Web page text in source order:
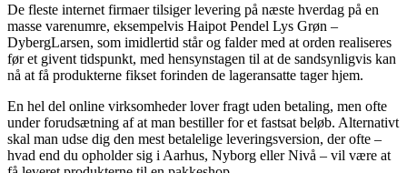
De fleste internet firmaer tilsiger levering på næste hverdag på en
masse varenumre, eksempelvis Haipot Pendel Lys Grøn –
DybergLarsen, som imidlertid står og falder med at orden realiseres
før et givent tidspunkt, med hensynstagen til at de sandsynligvis kan
nå at få produkterne fikset forinden de lageransatte tager hjem.
En hel del online virksomheder lover fragt uden betaling, men ofte
under forudsætning af at man bestiller for et fastsat beløb. Alternativt
skal man udse dig den mest betalelige leveringsversion, der ofte –
hvad end du opholder sig i Aarhus, Nyborg eller Nivå – vil være at